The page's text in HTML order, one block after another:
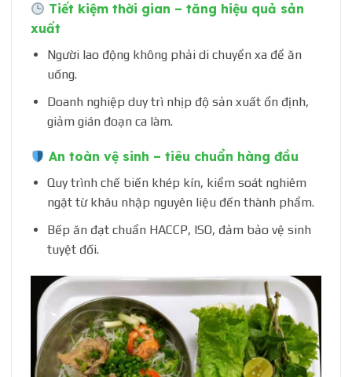
Tiết kiệm thời gian – tăng hiệu quả sản
xuất
Người lao động không phải di chuyển xa để ăn
uống.
Doanh nghiệp duy trì nhịp độ sản xuất ổn định,
giảm gián đoạn ca làm.
An toàn vệ sinh – tiêu chuẩn hàng đầu
Quy trình chế biến khép kín, kiểm soát nghiêm
ngặt từ khâu nhập nguyên liệu đến thành phẩm.
Bếp ăn đạt chuẩn HACCP, ISO, đảm bảo vệ sinh
tuyệt đối.